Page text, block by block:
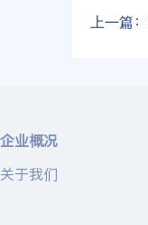
上一篇：
企业概况
关于我们